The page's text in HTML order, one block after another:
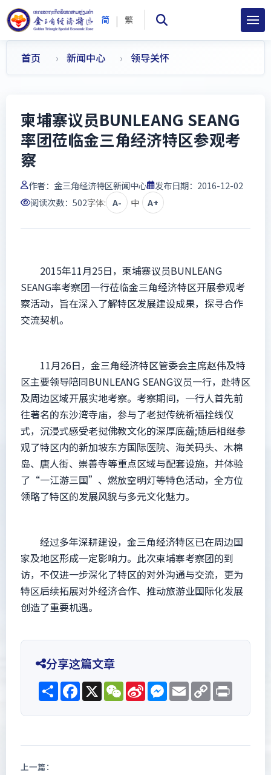
简 | 繁
首页 新闻中心 领导关怀
柬埔寨议员BUNLEANG SEANG
率团莅临金三角经济特区参观考
察
作者： 金三角经济特区新闻中心
发布日期：2016-12-02
阅读次数： 502字体: A- 中 A+
2015年11月25日，柬埔寨议员BUNLEANG
SEANG率考察团一行莅临金三角经济特区开展参观考
察活动，旨在深入了解特区发展建设成果，探寻合作
交流契机。
11月26日，金三角经济特区管委会主席赵伟及特
区主要领导陪同BUNLEANG SEANG议员一行，赴特区
及周边区域开展实地考察。考察期间，一行人首先前
往著名的东沙湾寺庙，参与了老挝传统祈福拴线仪
式，沉浸式感受老挝佛教文化的深厚底蕴;随后相继参
观了特区内的新加坡东方国际医院、海关码头、木棉
岛、唐人街、崇善寺等重点区域与配套设施，并体验
了“一江游三国”、燃放空明灯等特色活动，全方位
领略了特区的发展风貌与多元文化魅力。
经过多年深耕建设，金三角经济特区已在周边国
家及地区形成一定影响力。此次柬埔寨考察团的到
访，不仅进一步深化了特区的对外沟通与交流，更为
特区后续拓展对外经济合作、推动旅游业国际化发展
创造了重要机遇。
分享这篇文章
ShareFacebook
X WeChat
Sina
Weibo
Messenger
EmailCopy
Link
上一篇：